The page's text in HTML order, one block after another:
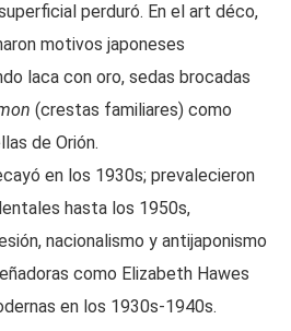
perduró. En el art déco,
motivos japoneses
laca con oro, sedas brocadas
(crestas familiares) como
de Orión.
en los 1930s; prevalecieron
hasta los 1950s,
nacionalismo y antijaponismo
como Elizabeth Hawes
en los 1930s-1940s.